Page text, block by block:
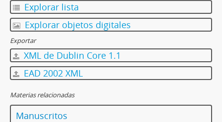
Explorar lista
Explorar objetos digitales
Exportar
XML de Dublin Core 1.1
EAD 2002 XML
Materias relacionadas
Manuscritos